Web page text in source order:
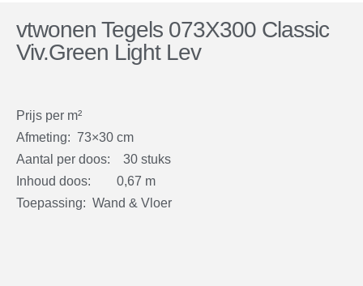
vtwonen Tegels 073X300 Classic
Viv.Green Light Lev
Prijs per m²
Afmeting: 73×30 cm
Aantal per doos: 30 stuks
Inhoud doos: 0,67 m
Toepassing: Wand & Vloer